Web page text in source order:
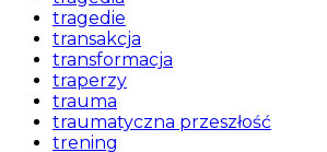
tragedie
transakcja
transformacja
traperzy
trauma
traumatyczna przeszłość
trening